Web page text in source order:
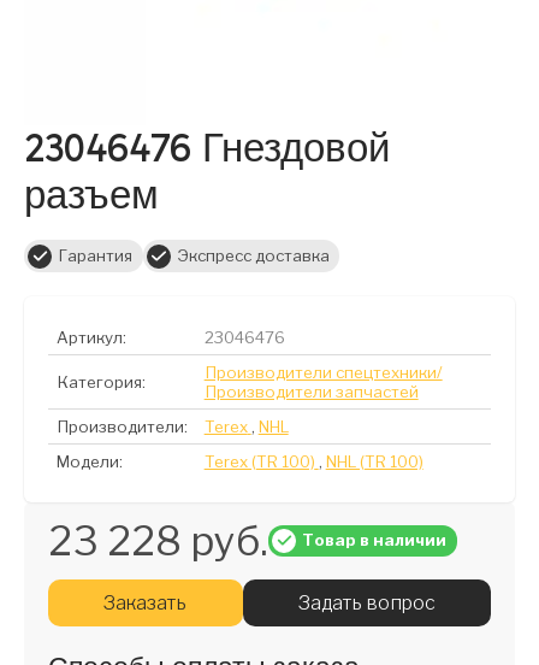
23046476 Гнездовой
разъем
Гарантия Экспресс доставка
Артикул: 23046476
Категория:
Производители спецтехники/
Производители запчастей
Производители:
Terex , NHL
Модели:
Terex (TR 100) , NHL (TR 100)
23 228 руб. Товар в наличии
Заказать Задать вопрос